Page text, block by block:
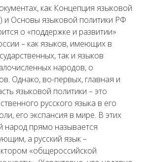
как Концепция языковой
и Основы языковой политики РФ
о «поддержке и развитии»
– как языков, имеющих в
так и языков
народов, о
Однако, во-первых, главная и
языковой политики – это
русского языка в его
его экспансия в мире. В этих
народ прямо называется
а русский язык –
«общероссийской